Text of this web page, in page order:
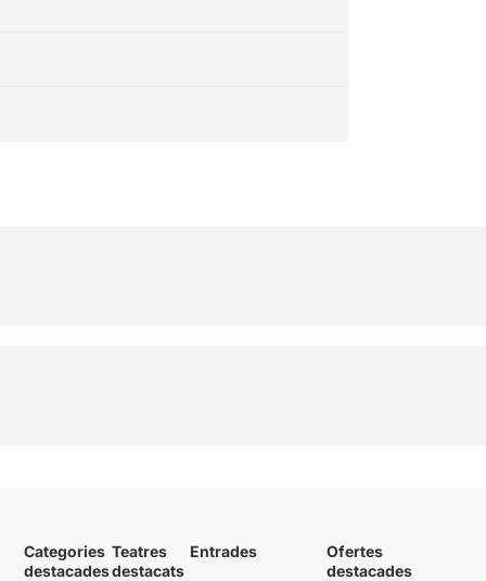
Categories
destacades
Teatres
destacats
Entrades
Ofertes
destacades